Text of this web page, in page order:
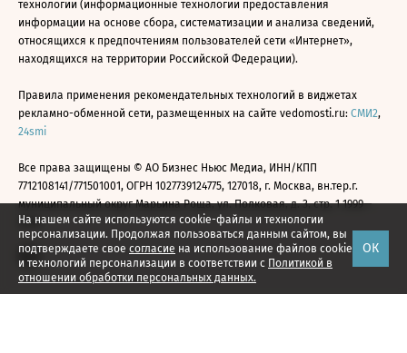
На нашем сайте используются cookie-файлы и технологии
персонализации. Продолжая пользоваться данным сайтом, вы
подтверждаете свое согласие на использование файлов cookie
и технологий персонализации в соответствии с Политикой в
отношении обработки персональных данных.
ОК
технологии (информационные технологии предоставления
информации на основе сбора, систематизации и анализа сведений,
относящихся к предпочтениям пользователей сети «Интернет»,
находящихся на территории Российской Федерации).
Правила применения рекомендательных технологий в виджетах
рекламно-обменной сети, размещенных на сайте vedomosti.ru: СМИ2,
24smi
Все права защищены © АО Бизнес Ньюс Медиа, ИНН/КПП
7712108141/771501001, ОГРН 1027739124775, 127018, г. Москва, вн.тер.г.
муниципальный округ Марьина Роща, ул. Полковая, д. 3, стр. 1 1999—
2026